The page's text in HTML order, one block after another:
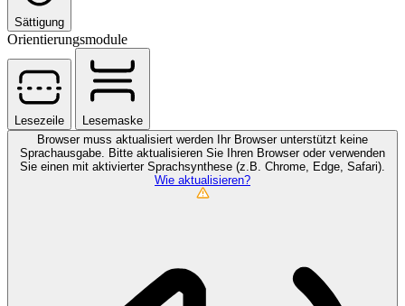
Sättigung
Orientierungsmodule
Lesezeile
Lesemaske
Browser muss aktualisiert werden
Ihr Browser unterstützt keine
Sprachausgabe. Bitte aktualisieren Sie Ihren Browser oder verwenden
Sie einen mit aktivierter Sprachsynthese (z.B. Chrome, Edge, Safari).
Wie aktualisieren?